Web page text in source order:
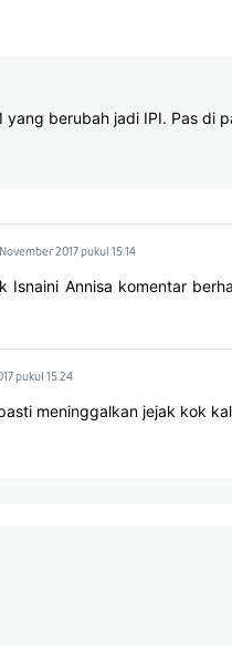
berubah jadi IPI. Pas di
2017 pukul 15.14
Isnaini Annisa komentar
pukul 15.24
meninggalkan jejak kok